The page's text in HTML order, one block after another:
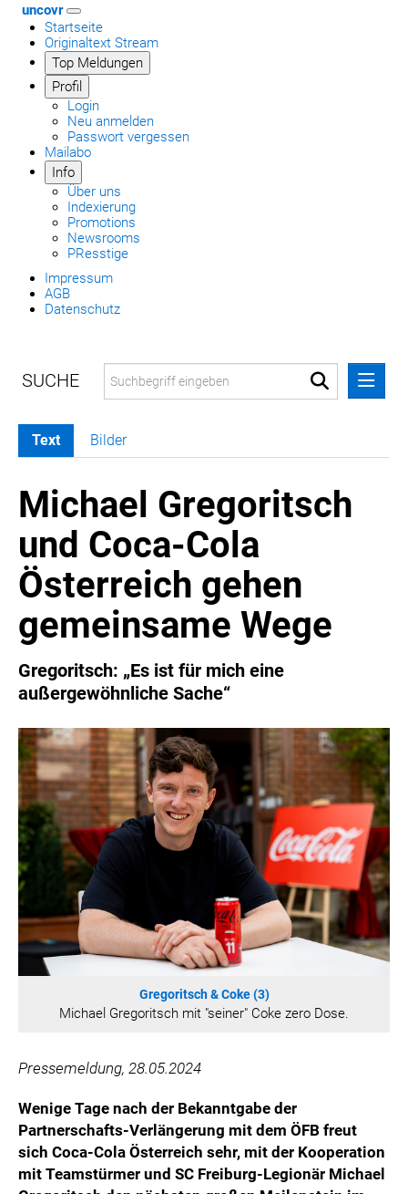
uncovr
Startseite
Originaltext Stream
Top Meldungen
Profil
Login
Neu anmelden
Passwort vergessen
Mailabo
Info
Über uns
Indexierung
Promotions
Newsrooms
PResstige
Impressum
AGB
Datenschutz
MELDUNGEN
COCA-COLA
COCA-COLA HBC ÖSTERREICH
RÖMERQUELLE
ÖSTERREICHISCHE SPORTHILFE
KESCH
BARFLY'S CLUB
SPORTS MEDIA AUSTRIA
RECYCLEMICH-INITIATIVE
VIER HOCH VIER
ALFIES
HANNERSBERG
WILHELM-EXNER-MEDAILLEN STIFTUNG
ADMIRAL SPORTWETTEN
EWP RECYCLING PFAND ÖSTERREICH
ANNEMARIE CHARITY
IMPERIAL MARKETS
TRÄGERVEREIN EINWEGPFAND
SPECIAL OLYMPICS ÖSTERREICH
COCA COLA
PRESSEKONTAKT
Text Bilder
Michael Gregoritsch
und Coca-Cola
Österreich gehen
gemeinsame Wege
Gregoritsch: „Es ist für mich eine
außergewöhnliche Sache“
Gregoritsch & Coke (3)
Michael Gregoritsch mit "seiner" Coke zero Dose.
Pressemeldung, 28.05.2024
Wenige Tage nach der Bekanntgabe der
Partnerschafts-Verlängerung mit dem ÖFB freut
sich Coca-Cola Österreich sehr, mit der Kooperation
mit Teamstürmer und SC Freiburg-Legionär Michael